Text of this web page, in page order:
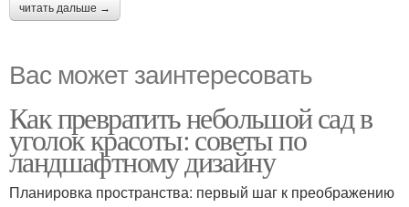
читать дальше →
Вас может заинтересовать
Как превратить небольшой сад в
уголок красоты: советы по
ландшафтному дизайну
Планировка пространства: первый шаг к преображению